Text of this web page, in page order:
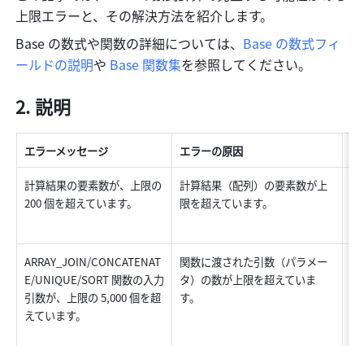
上限エラーと、その解決方法を紹介します。
Base の数式や関数の詳細については、 Base の数式フィ
ールドの説明や Base 関数集を参照してください。
説明
エラーメッセージ エラーの原因
計算結果の要素数が、上限の
200 個を超えています。
計算結果（配列）の要素数が上
限を超えています。
ARRAY_JOIN/CONCATENAT
E/UNIQUE/SORT 関数の入力
引数が、上限の 5,000 個を超
えています。
関数に渡された引数（パラメー
タ）の数が上限を超えていま
す。